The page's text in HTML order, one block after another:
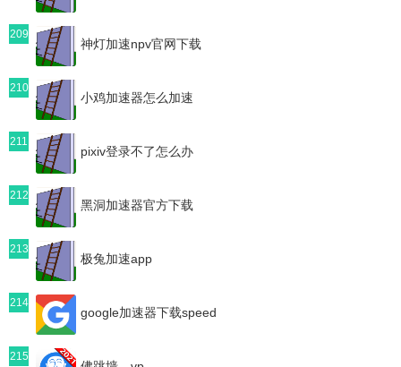
209
神灯加速npv官网下载
210
小鸡加速器怎么加速
211
pixiv登录不了怎么办
212
黑洞加速器官方下载
213
极兔加速app
214
google加速器下载speed
215